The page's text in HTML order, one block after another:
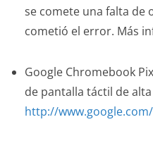
se comete una falta de
cometió el error. Más
Google Chromebook
de pantalla táctil de
http://